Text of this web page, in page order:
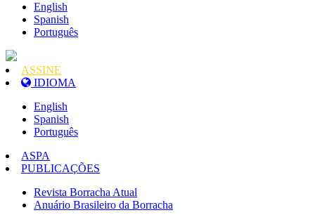
English
Spanish
Português
ASSINE
IDIOMA
English
Spanish
Português
ASPA
PUBLICAÇÕES
Revista Borracha Atual
Anuário Brasileiro da Borracha